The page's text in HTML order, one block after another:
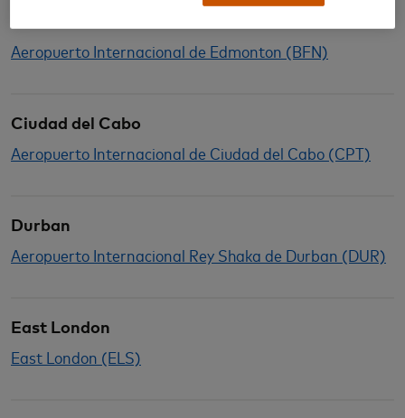
Aeropuerto Internacional de Edmonton (BFN)
Ciudad del Cabo
Aeropuerto Internacional de Ciudad del Cabo (CPT)
Durban
Aeropuerto Internacional Rey Shaka de Durban (DUR)
East London
East London (ELS)